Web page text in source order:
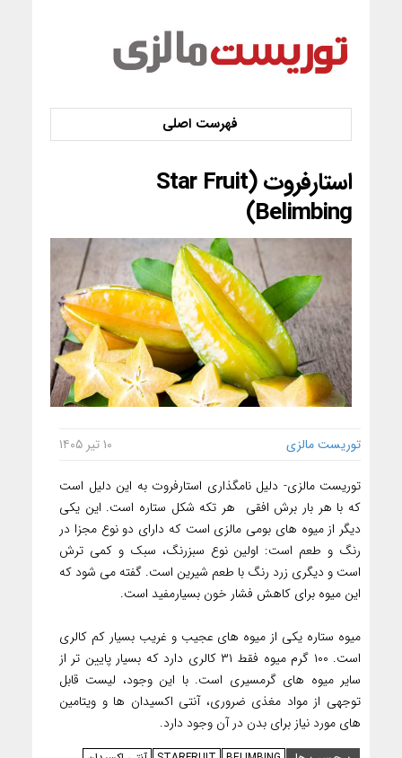
استارفروت (Star Fruit
(Belimbing
توریست مالزی ۱۰ تیر ۱۴۰۵
توریست مالزی- دلیل نامگذاری استارفروت به این دلیل است
که با هر بار برش افقی هر تکه شکل ستاره است. این یکی
دیگر از میوه های بومی مالزی است که دارای دو نوع مجزا در
رنگ و طعم است: اولین نوع سبزرنگ، سبک و کمی ترش
است و دیگری زرد رنگ با طعم شیرین است. گفته می شود که
این میوه برای کاهش فشار خون بسیارمفید است.
میوه ستاره یکی از میوه های عجیب و غریب بسیار کم کالری
است. ۱۰۰ گرم میوه فقط ۳۱ کالری دارد که بسیار پایین تر از
سایر میوه های گرمسیری است. با این وجود، لیست قابل
توجهی از مواد مغذی ضروری، آنتی اکسیدان ها و ویتامین
های مورد نیاز برای بدن در آن وجود دارد.